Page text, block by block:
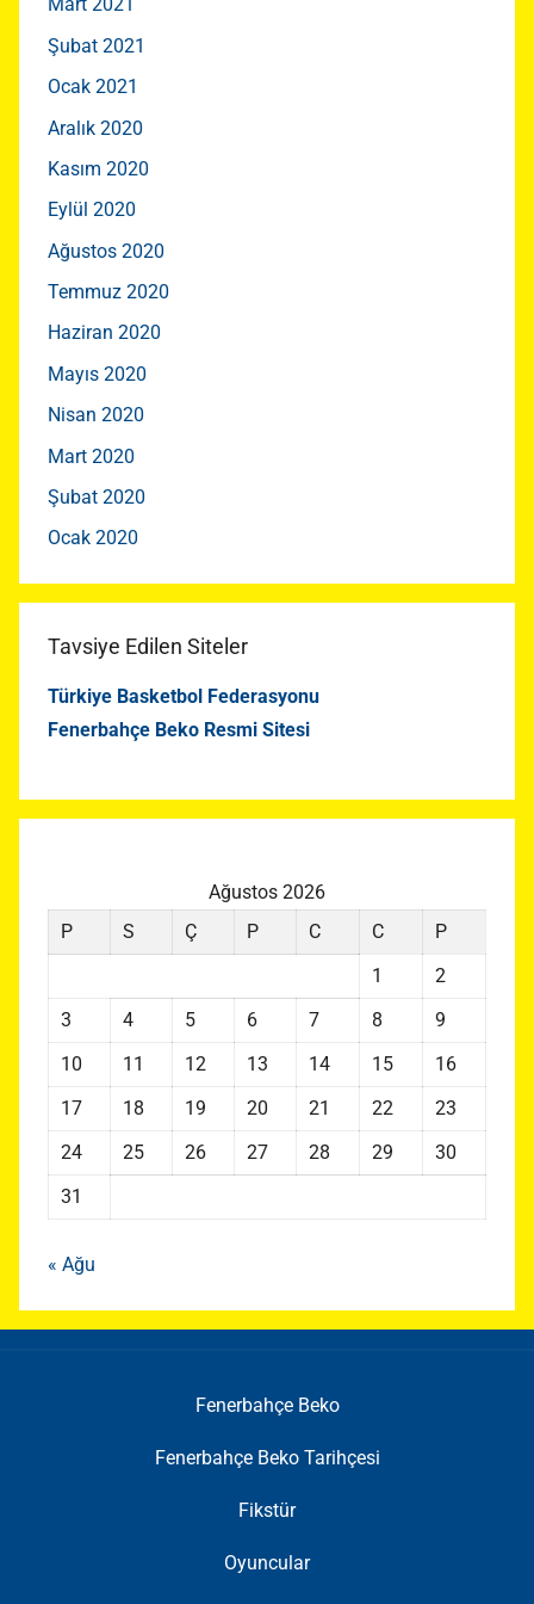
Mart 2021
Şubat 2021
Ocak 2021
Aralık 2020
Kasım 2020
Eylül 2020
Ağustos 2020
Temmuz 2020
Haziran 2020
Mayıs 2020
Nisan 2020
Mart 2020
Şubat 2020
Ocak 2020
Tavsiye Edilen Siteler
Türkiye Basketbol Federasyonu
Fenerbahçe Beko Resmi Sitesi
Ağustos 2026
P
S Ç P C C
P
1
2
3
4 5 6 7 8
9
10
11 12 13 14 15
16
17
18 19 20 21 22
23
24
25 26 27 28 29
30
31
« Ağu
Fenerbahçe Beko
Fenerbahçe Beko Tarihçesi
Fikstür
Oyuncular